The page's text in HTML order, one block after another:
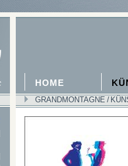
HOME
GRANDMONTAGNE /